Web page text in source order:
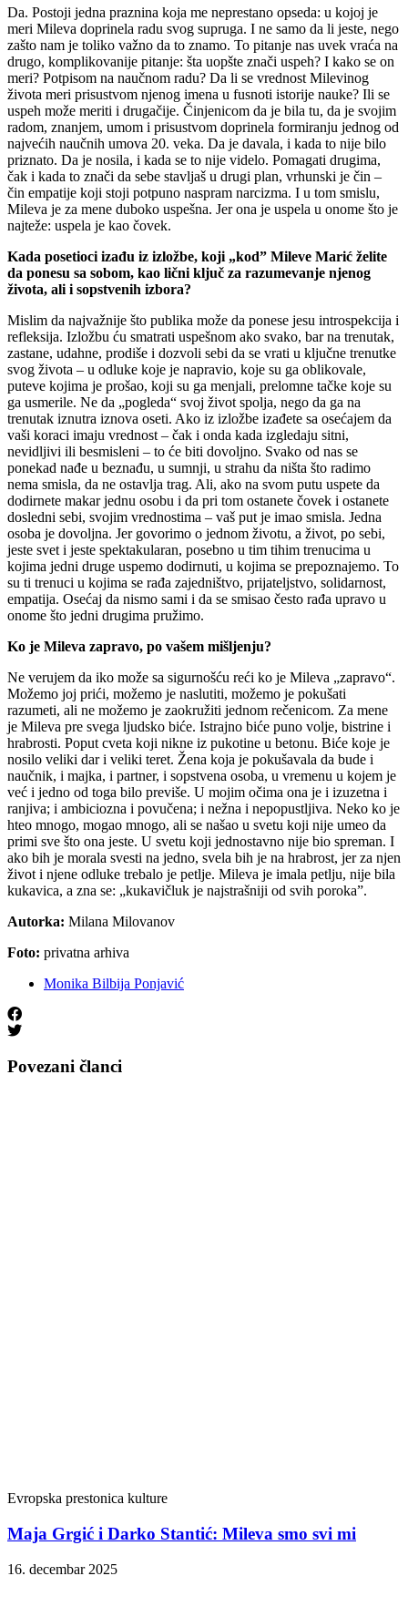
Da. Postoji jedna praznina koja me neprestano opseda: u kojoj je
meri Mileva doprinela radu svog supruga. I ne samo da li jeste, nego
zašto nam je toliko važno da to znamo. To pitanje nas uvek vraća na
drugo, komplikovanije pitanje: šta uopšte znači uspeh? I kako se on
meri? Potpisom na naučnom radu? Da li se vrednost Milevinog
života meri prisustvom njenog imena u fusnoti istorije nauke? Ili se
uspeh može meriti i drugačije. Činjenicom da je bila tu, da je svojim
radom, znanjem, umom i prisustvom doprinela formiranju jednog od
najvećih naučnih umova 20. veka. Da je davala, i kada to nije bilo
priznato. Da je nosila, i kada se to nije videlo. Pomagati drugima,
čak i kada to znači da sebe stavljaš u drugi plan, vrhunski je čin –
čin empatije koji stoji potpuno naspram narcizma. I u tom smislu,
Mileva je za mene duboko uspešna. Jer ona je uspela u onome što je
najteže: uspela je kao čovek.
Kada posetioci izađu iz izložbe, koji „kod” Mileve Marić želite
da ponesu sa sobom, kao lični ključ za razumevanje njenog
života, ali i sopstvenih izbora?
Mislim da najvažnije što publika može da ponese jesu introspekcija i
refleksija. Izložbu ću smatrati uspešnom ako svako, bar na trenutak,
zastane, udahne, prodiše i dozvoli sebi da se vrati u ključne trenutke
svog života – u odluke koje je napravio, koje su ga oblikovale,
puteve kojima je prošao, koji su ga menjali, prelomne tačke koje su
ga usmerile. Ne da „pogleda“ svoj život spolja, nego da ga na
trenutak iznutra iznova oseti. Ako iz izložbe izađete sa osećajem da
vaši koraci imaju vrednost – čak i onda kada izgledaju sitni,
nevidljivi ili besmisleni – to će biti dovoljno. Svako od nas se
ponekad nađe u beznađu, u sumnji, u strahu da ništa što radimo
nema smisla, da ne ostavlja trag. Ali, ako na svom putu uspete da
dodirnete makar jednu osobu i da pri tom ostanete čovek i ostanete
dosledni sebi, svojim vrednostima – vaš put je imao smisla. Jedna
osoba je dovoljna. Jer govorimo o jednom životu, a život, po sebi,
jeste svet i jeste spektakularan, posebno u tim tihim trenucima u
kojima jedni druge uspemo dodirnuti, u kojima se prepoznajemo. To
su ti trenuci u kojima se rađa zajedništvo, prijateljstvo, solidarnost,
empatija. Osećaj da nismo sami i da se smisao često rađa upravo u
onome što jedni drugima pružimo.
Ko je Mileva zapravo, po vašem mišljenju?
Ne verujem da iko može sa sigurnošću reći ko je Mileva „zapravo“.
Možemo joj prići, možemo je naslutiti, možemo je pokušati
razumeti, ali ne možemo je zaokružiti jednom rečenicom. Za mene
je Mileva pre svega ljudsko biće. Istrajno biće puno volje, bistrine i
hrabrosti. Poput cveta koji nikne iz pukotine u betonu. Biće koje je
nosilo veliki dar i veliki teret. Žena koja je pokušavala da bude i
naučnik, i majka, i partner, i sopstvena osoba, u vremenu u kojem je
već i jedno od toga bilo previše. U mojim očima ona je i izuzetna i
ranjiva; i ambiciozna i povučena; i nežna i nepopustljiva. Neko ko je
hteo mnogo, mogao mnogo, ali se našao u svetu koji nije umeo da
primi sve što ona jeste. U svetu koji jednostavno nije bio spreman. I
ako bih je morala svesti na jedno, svela bih je na hrabrost, jer za njen
život i njene odluke trebalo je petlje. Mileva je imala petlju, nije bila
kukavica, a zna se: „kukavičluk je najstrašniji od svih poroka”.
Autorka: Milana Milovanov
Foto: privatna arhiva
Monika Bilbija Ponjavić
Povezani članci
Evropska prestonica kulture
Maja Grgić i Darko Stantić: Mileva smo svi mi
16. decembar 2025